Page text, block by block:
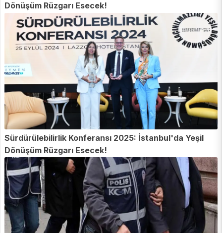
Dönüşüm Rüzgarı Esecek!
Sürdürülebilirlik Konferansı 2025: İstanbul'da Yeşil
Dönüşüm Rüzgarı Esecek!